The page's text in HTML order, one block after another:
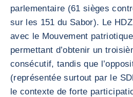
parlementaire (61 sièges
sur les 151 du Sabor). Le
avec le Mouvement
permettant d’obtenir un
consécutif, tandis que
(représentée surtout par le
le contexte de forte